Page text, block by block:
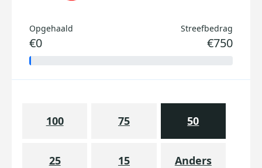
Opgehaald
€0
Streefbedrag
€750
100 75 50
25 15 Anders